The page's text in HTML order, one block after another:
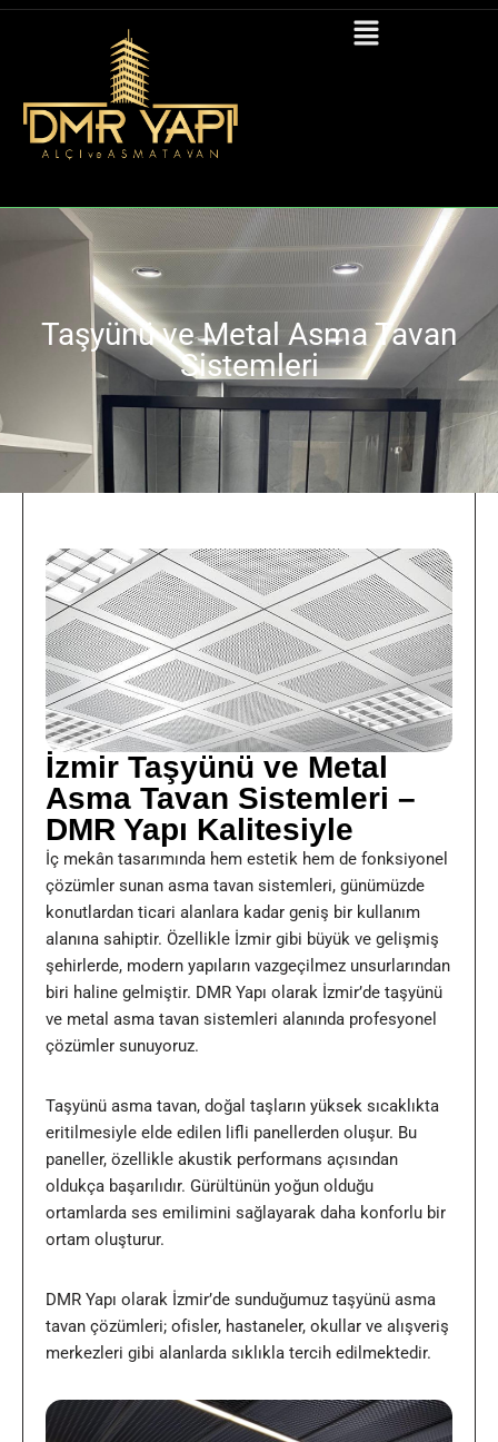
Taşyünü ve Metal Asma Tavan
Sistemleri
İzmir Taşyünü ve Metal
Asma Tavan Sistemleri –
DMR Yapı Kalitesiyle
İç mekân tasarımında hem estetik hem de fonksiyonel
çözümler sunan asma tavan sistemleri, günümüzde
konutlardan ticari alanlara kadar geniş bir kullanım
alanına sahiptir. Özellikle İzmir gibi büyük ve gelişmiş
şehirlerde, modern yapıların vazgeçilmez unsurlarından
biri haline gelmiştir. DMR Yapı olarak İzmir’de taşyünü
ve metal asma tavan sistemleri alanında profesyonel
çözümler sunuyoruz.
Taşyünü asma tavan, doğal taşların yüksek sıcaklıkta
eritilmesiyle elde edilen lifli panellerden oluşur. Bu
paneller, özellikle akustik performans açısından
oldukça başarılıdır. Gürültünün yoğun olduğu
ortamlarda ses emilimini sağlayarak daha konforlu bir
ortam oluşturur.
DMR Yapı olarak İzmir’de sunduğumuz taşyünü asma
tavan çözümleri; ofisler, hastaneler, okullar ve alışveriş
merkezleri gibi alanlarda sıklıkla tercih edilmektedir.